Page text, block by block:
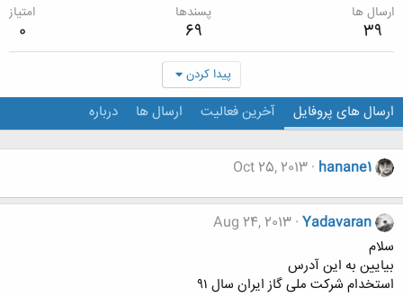
ارسال ها
39
پسندها
69
امتیاز
0
پیدا کردن
ارسال های پروفایل آخرین فعالیت ارسال ها درباره
hanane1
Oct 25, 2013
Yadavaran
Aug 24, 2013
سلام
بیایین به این آدرس
استخدام شرکت ملی گاز ایران سال ۹۱